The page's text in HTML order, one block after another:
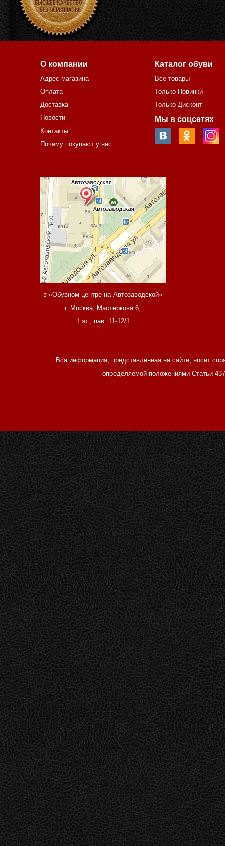
О компании
Адрес магазина
Оплата
Доставка
Новости
Контакты
Почему покупают у нас
Каталог обуви
Все товары
Только Новинки
Только Дисконт
Мы в соцсетях
в «Обувном центре на Автозаводской»
г. Москва, Мастеркова 6,
1 эт., пав. 11-12/1
Вся информация, представленная на сайте, носит
определяемой положениями Статьи